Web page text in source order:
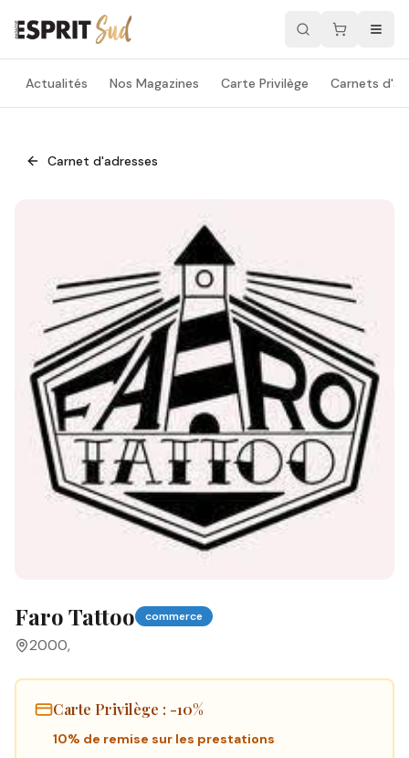
Actualités Nos Magazines Carte Privilège Carnets
Carnet d'adresses
Faro Tattoo commerce
2000,
Carte Privilège : -10%
10% de remise sur les prestations